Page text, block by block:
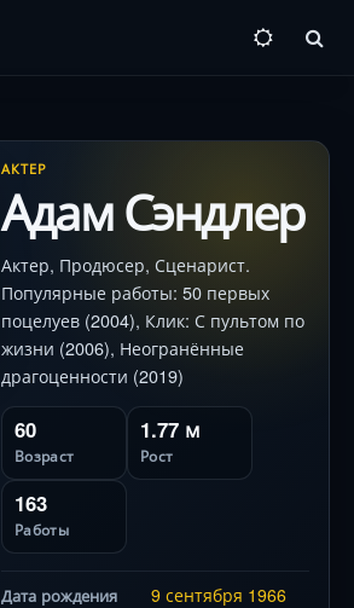
АКТЕР
Адам Сэндлер
Актер, Продюсер, Сценарист.
Популярные работы: 50 первых
поцелуев (2004), Клик: С пультом по
жизни (2006), Неогранённые
драгоценности (2019)
60
Возраст
1.77 м
Рост
163
Работы
Дата рождения 9 сентября 1966